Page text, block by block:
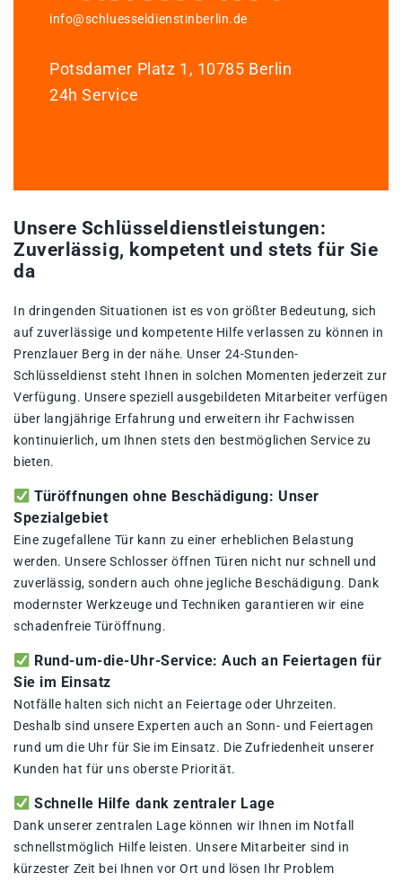
info@schluesseldienstinberlin.de
Potsdamer Platz 1, 10785 Berlin
24h Service
Unsere Schlüsseldienstleistungen:
Zuverlässig, kompetent und stets für Sie
da
In dringenden Situationen ist es von größter Bedeutung, sich
auf zuverlässige und kompetente Hilfe verlassen zu können in
Prenzlauer Berg in der nähe. Unser 24-Stunden-
Schlüsseldienst steht Ihnen in solchen Momenten jederzeit zur
Verfügung. Unsere speziell ausgebildeten Mitarbeiter verfügen
über langjährige Erfahrung und erweitern ihr Fachwissen
kontinuierlich, um Ihnen stets den bestmöglichen Service zu
bieten.
Türöffnungen ohne Beschädigung: Unser
Spezialgebiet
Eine zugefallene Tür kann zu einer erheblichen Belastung
werden. Unsere Schlosser öffnen Türen nicht nur schnell und
zuverlässig, sondern auch ohne jegliche Beschädigung. Dank
modernster Werkzeuge und Techniken garantieren wir eine
schadenfreie Türöffnung.
Rund-um-die-Uhr-Service: Auch an Feiertagen für
Sie im Einsatz
Notfälle halten sich nicht an Feiertage oder Uhrzeiten.
Deshalb sind unsere Experten auch an Sonn- und Feiertagen
rund um die Uhr für Sie im Einsatz. Die Zufriedenheit unserer
Kunden hat für uns oberste Priorität.
Schnelle Hilfe dank zentraler Lage
Dank unserer zentralen Lage können wir Ihnen im Notfall
schnellstmöglich Hilfe leisten. Unsere Mitarbeiter sind in
kürzester Zeit bei Ihnen vor Ort und lösen Ihr Problem